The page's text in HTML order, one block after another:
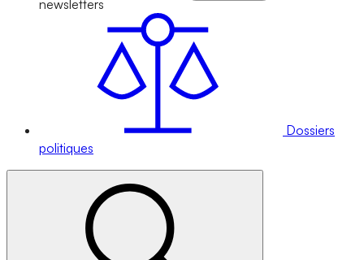
newsletters
Dossiers
politiques